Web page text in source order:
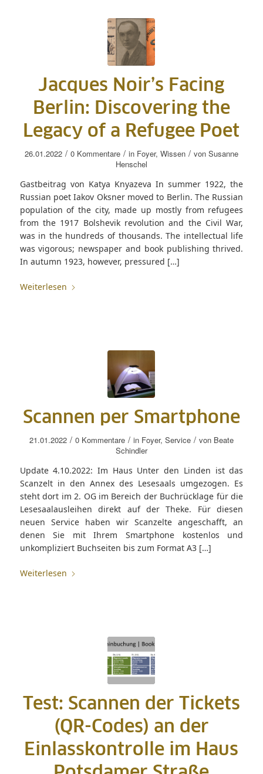
Jacques Noir’s Facing
Berlin: Discovering the
Legacy of a Refugee Poet
26.01.2022 / 0 Kommentare / in Foyer, Wissen / von Susanne
Henschel
Gastbeitrag von Katya Knyazeva In summer 1922, the
Russian poet Iakov Oksner moved to Berlin. The Russian
population of the city, made up mostly from refugees
from the 1917 Bolshevik revolution and the Civil War,
was in the hundreds of thousands. The intellectual life
was vigorous; newspaper and book publishing thrived.
In autumn 1923, however, pressured […]
Weiterlesen
Scannen per Smartphone
21.01.2022 / 0 Kommentare / in Foyer, Service / von Beate
Schindler
Update 4.10.2022: Im Haus Unter den Linden ist das
Scanzelt in den Annex des Lesesaals umgezogen. Es
steht dort im 2. OG im Bereich der Buchrücklage für die
Lesesaalausleihen direkt auf der Theke. Für diesen
neuen Service haben wir Scanzelte angeschafft, an
denen Sie mit Ihrem Smartphone kostenlos und
unkompliziert Buchseiten bis zum Format A3 […]
Weiterlesen
Test: Scannen der Tickets
(QR-Codes) an der
Einlasskontrolle im Haus